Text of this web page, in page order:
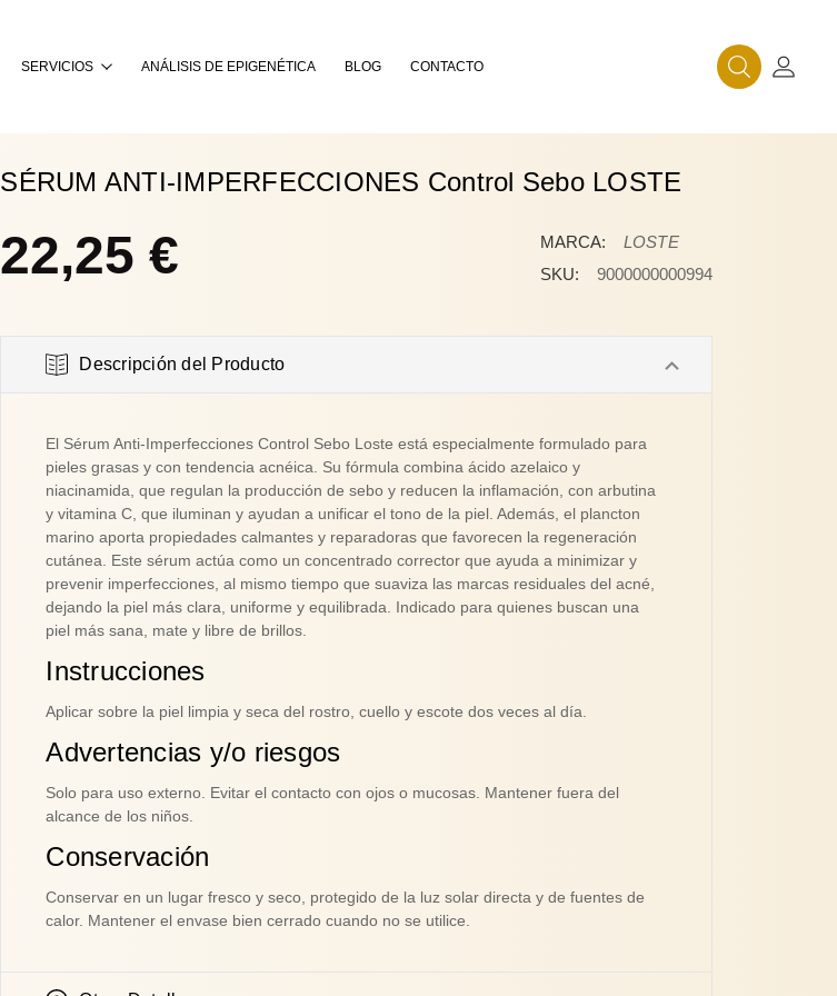
SERVICIOS ANÁLISIS DE EPIGENÉTICA BLOG CONTACTO BuscarMi
SÉRUM ANTI-IMPERFECCIONES Control Sebo LOSTE
22,25 € MARCA:
LOSTE
SKU:
9000000000994
Descripción del Producto
El Sérum Anti-Imperfecciones Control Sebo Loste está especialmente formulado para
pieles grasas y con tendencia acnéica. Su fórmula combina ácido azelaico y
niacinamida, que regulan la producción de sebo y reducen la inflamación, con arbutina
y vitamina C, que iluminan y ayudan a unificar el tono de la piel. Además, el plancton
marino aporta propiedades calmantes y reparadoras que favorecen la regeneración
cutánea. Este sérum actúa como un concentrado corrector que ayuda a minimizar y
prevenir imperfecciones, al mismo tiempo que suaviza las marcas residuales del acné,
dejando la piel más clara, uniforme y equilibrada. Indicado para quienes buscan una
piel más sana, mate y libre de brillos.
Instrucciones
Aplicar sobre la piel limpia y seca del rostro, cuello y escote dos veces al día.
Advertencias y/o riesgos
Solo para uso externo. Evitar el contacto con ojos o mucosas. Mantener fuera del
alcance de los niños.
Conservación
Conservar en un lugar fresco y seco, protegido de la luz solar directa y de fuentes de
calor. Mantener el envase bien cerrado cuando no se utilice.